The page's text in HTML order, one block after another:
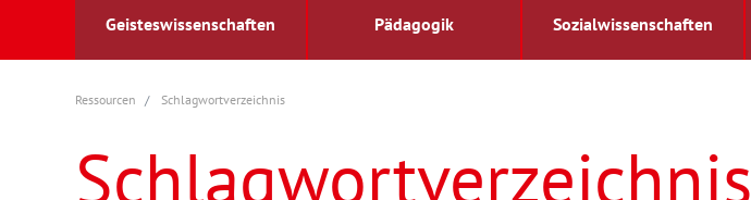
Geisteswissenschaften Pädagogik Sozialwissenschaften
Archäologie
Berufs- und Wirtschaftspädagogik
Arbeitsmarktforschung
Außenwirtschaft
berufsbildung
Ressourcen Schlagwortverzeichnis
Schlagwortverzeichnis